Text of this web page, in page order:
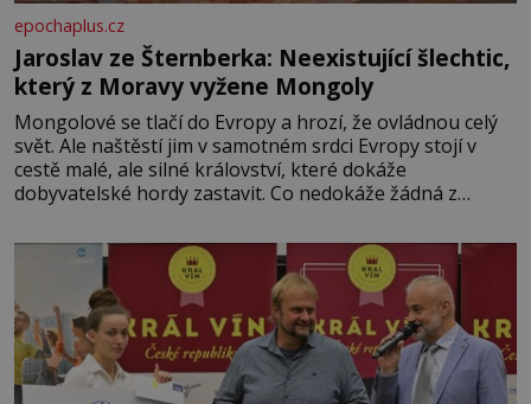
epochaplus.cz
Jaroslav ze Šternberka: Neexistující šlechtic,
který z Moravy vyžene Mongoly
Mongolové se tlačí do Evropy a hrozí, že ovládnou celý
svět. Ale naštěstí jim v samotném srdci Evropy stojí v
cestě malé, ale silné království, které dokáže
dobyvatelské hordy zastavit. Co nedokáže žádná z
král. Nebo že by ne? Mongolové od roku 1223 postupují
podél Kaspického a Azovského moře,